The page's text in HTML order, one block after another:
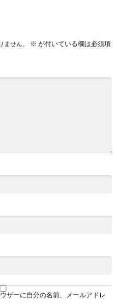
せん。 ※ が付いている欄は必須項
ザーに自分の名前、メールアドレ